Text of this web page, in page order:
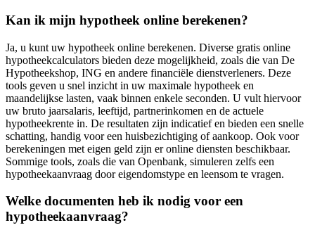
Kan ik mijn hypotheek online berekenen?
Ja, u kunt uw hypotheek online berekenen. Diverse gratis online
hypotheekcalculators bieden deze mogelijkheid, zoals die van De
Hypotheekshop, ING en andere financiële dienstverleners. Deze
tools geven u snel inzicht in uw maximale hypotheek en
maandelijkse lasten, vaak binnen enkele seconden. U vult hiervoor
uw bruto jaarsalaris, leeftijd, partnerinkomen en de actuele
hypotheekrente in. De resultaten zijn indicatief en bieden een snelle
schatting, handig voor een huisbezichtiging of aankoop. Ook voor
berekeningen met eigen geld zijn er online diensten beschikbaar.
Sommige tools, zoals die van Openbank, simuleren zelfs een
hypotheekaanvraag door eigendomstype en leensom te vragen.
Welke documenten heb ik nodig voor een
hypotheekaanvraag?